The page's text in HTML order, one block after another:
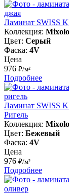
Ламинат SWISS
Коллекция:
Цвет: Серый
Фаска: 4V
Цена
976 ₽/м²
Подробнее
Ламинат SWISS
Ригель
Коллекция:
Цвет: Бежевый
Фаска: 4V
Цена
976 ₽/м²
Подробнее